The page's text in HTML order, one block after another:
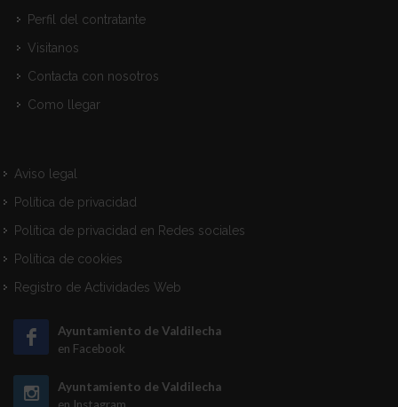
Perfil del contratante
Visitanos
Contacta con nosotros
Como llegar
Aviso legal
Política de privacidad
Política de privacidad en Redes sociales
Política de cookies
Registro de Actividades Web
Ayuntamiento de Valdilecha
en Facebook
Ayuntamiento de Valdilecha